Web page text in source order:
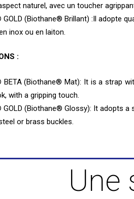
naturel, avec un toucher
(Biothane® Brillant) :Il adopte
inox ou en laiton.
:
BETA (Biothane® Mat): It is a strap
with a gripping touch.
(Biothane® Glossy): It adopts
or brass buckles.
Une